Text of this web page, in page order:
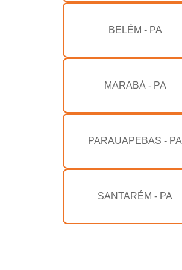
BELÉM - PA
MARABÁ - PA
PARAUAPEBAS - PA
SANTARÉM - PA